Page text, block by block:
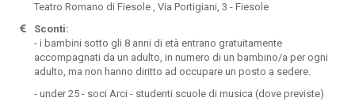
Teatro Romano di Fiesole , Via Portigiani, 3 - Fiesole
Sconti:
- i bambini sotto gli 8 anni di età entrano gratuitamente
accompagnati da un adulto, in numero di un bambino/a per ogni
adulto, ma non hanno diritto ad occupare un posto a sedere.
- under 25 - soci Arci - studenti scuole di musica (dove previste)